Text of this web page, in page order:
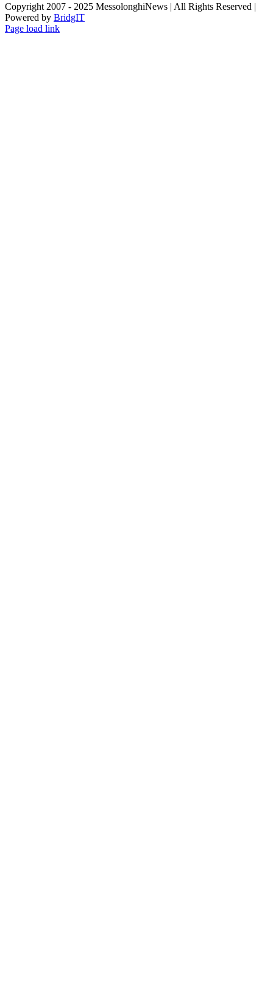
Copyright 2007 - 2025 MessolonghiNews | All Rights Reserved |
Powered by BridgIT
YouTube
Facebook
Instagram
Page load link